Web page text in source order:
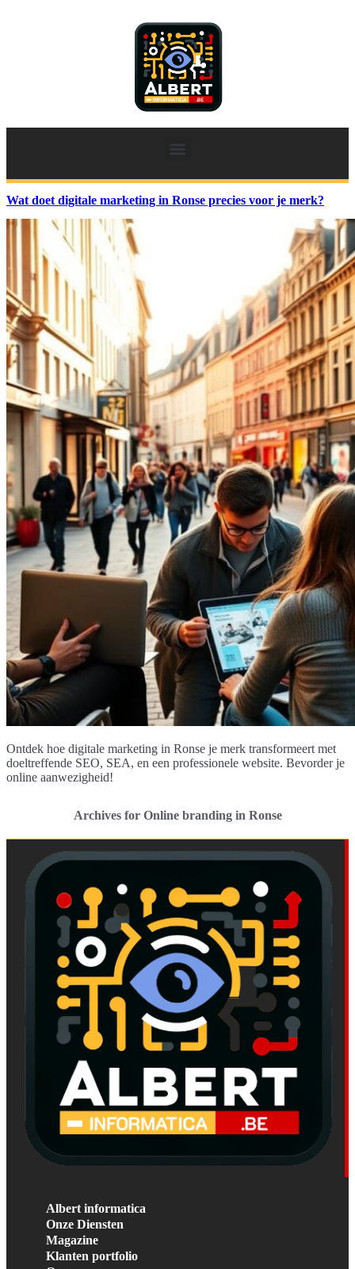
Wat doet digitale marketing in Ronse precies voor je merk?
Ontdek hoe digitale marketing in Ronse je merk transformeert met
doeltreffende SEO, SEA, en een professionele website. Bevorder je
online aanwezigheid!
Archives for Online branding in Ronse
Albert informatica
Onze Diensten
Magazine
Klanten portfolio